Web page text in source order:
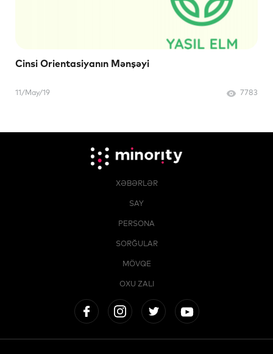
Cinsi Orientasiyanın Mənşəyi
11/May/19 7783
XƏBƏRLƏR
SAY
PERSONA
SORĞULAR
MÖVQE
OXU ZALI